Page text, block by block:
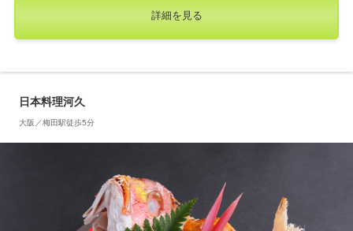
詳細を見る
日本料理河久
大阪／梅田駅徒歩5分